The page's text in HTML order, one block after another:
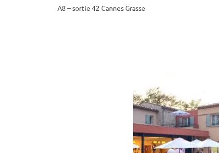
A8 – sortie 42 Cannes Grasse